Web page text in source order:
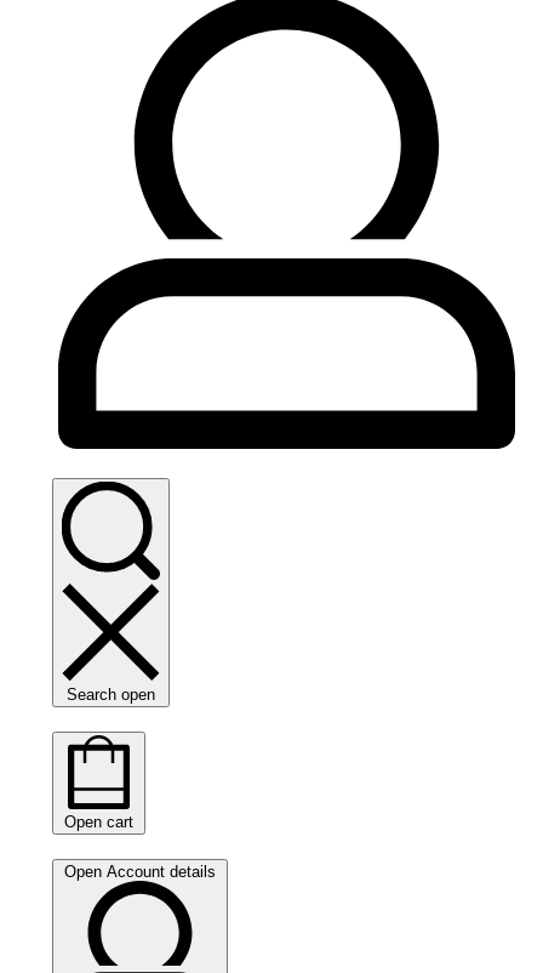
Search open
Open cart
Open Account details